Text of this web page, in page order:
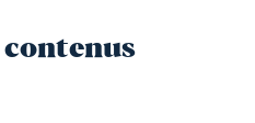
contenus